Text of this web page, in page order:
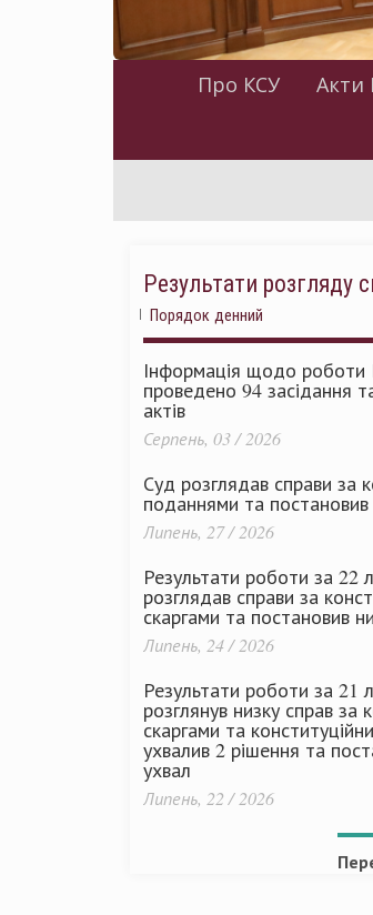
Про КСУ Акти
Результати розгляду
Порядок денний
Інформація щодо роботи
проведено 94 засідання
актів
Серпень, 03 / 2026
Суд розглядав справи за
поданнями та постановив
Липень, 27 / 2026
Результати роботи за 22
розглядав справи за
скаргами та постановив
Липень, 24 / 2026
Результати роботи за 21
розглянув низку справ за
скаргами та
ухвалив 2 рішення та
ухвал
Липень, 22 / 2026